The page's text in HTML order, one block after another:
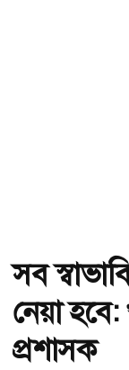
সব
নেয়া
প্রশাসক